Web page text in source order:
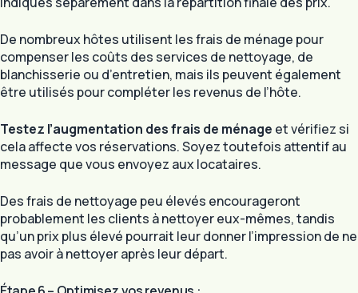
De nombreux hôtes utilisent les frais de ménage pour
compenser les coûts des services de nettoyage, de
blanchisserie ou d’entretien, mais ils peuvent également
être utilisés pour compléter les revenus de l’hôte.
Testez l’augmentation des frais de ménage et vérifiez si
cela affecte vos réservations. Soyez toutefois attentif au
message que vous envoyez aux locataires.
Des frais de nettoyage peu élevés encourageront
probablement les clients à nettoyer eux-mêmes, tandis
qu’un prix plus élevé pourrait leur donner l’impression de ne
pas avoir à nettoyer après leur départ.